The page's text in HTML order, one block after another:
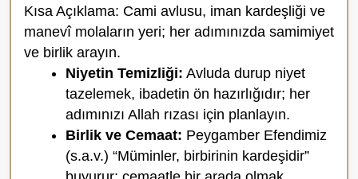
Kısa Açıklama: Cami avlusu, iman kardeşliği ve
manevî molaların yeri; her adımınızda samimiyet
ve birlik arayın.
Niyetin Temizliği: Avluda durup niyet
tazelemek, ibadetin ön hazırlığıdır; her
adımınızı Allah rızası için planlayın.
Birlik ve Cemaat: Peygamber Efendimiz
(s.a.v.) “Müminler, birbirinin kardeşidir”